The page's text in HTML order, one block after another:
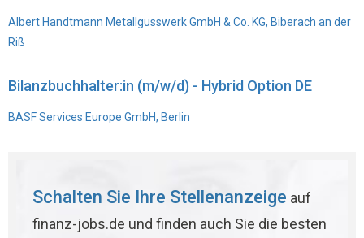
Albert Handtmann Metallgusswerk GmbH & Co. KG, Biberach an der
Riß
Bilanzbuchhalter:in (m/w/d) - Hybrid Option DE
BASF Services Europe GmbH, Berlin
Schalten Sie Ihre Stellenanzeige auf
finanz-jobs.de und finden auch Sie die besten